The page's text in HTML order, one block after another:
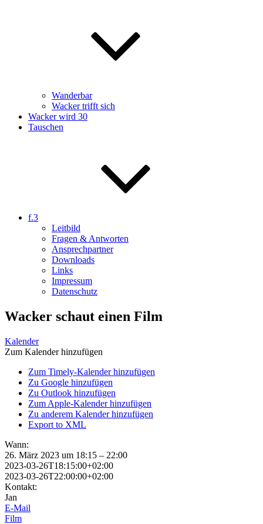
Wanderbar
Wacker trifft sich
Wacker wird 30
Tauschen
f.3
Leitbild
Fragen & Antworten
Ansprechpartner
Downloads
Links
Impressum
Datenschutz
Wacker schaut einen Film
Kalender
Zum Kalender hinzufügen
Zum Timely-Kalender hinzufügen
Zu Google hinzufügen
Zu Outlook hinzufügen
Zum Apple-Kalender hinzufügen
Zu anderem Kalender hinzufügen
Export to XML
Wann:
26. März 2023 um 18:15 – 22:00
2023-03-26T18:15:00+02:00
2023-03-26T22:00:00+02:00
Kontakt:
Jan
E-Mail
Film